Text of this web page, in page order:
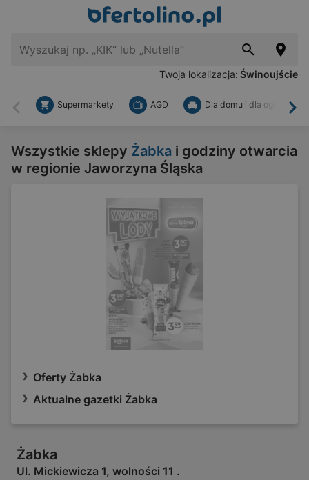
Twoja lokalizacja: Świnoujście
Wstecz
Supermarkety AGD Dla domu i dla ogrodu
Wszystkie sklepy Żabka i godziny otwarcia
w regionie Jaworzyna Śląska
Oferty Żabka
Aktualne gazetki Żabka
Żabka
Ul. Mickiewicza 1, wolności 11 .